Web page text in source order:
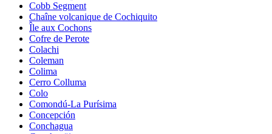
Cobb Segment
Chaîne volcanique de Cochiquito
Île aux Cochons
Cofre de Perote
Colachi
Coleman
Colima
Cerro Colluma
Colo
Comondú-La Purísima
Concepción
Conchagua